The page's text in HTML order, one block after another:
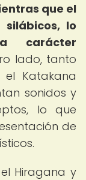
que el
lo
carácter
lado, tanto
Katakana
sonidos y
lo que
de
Hiragana y